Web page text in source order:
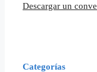
Descargar un
Categorías